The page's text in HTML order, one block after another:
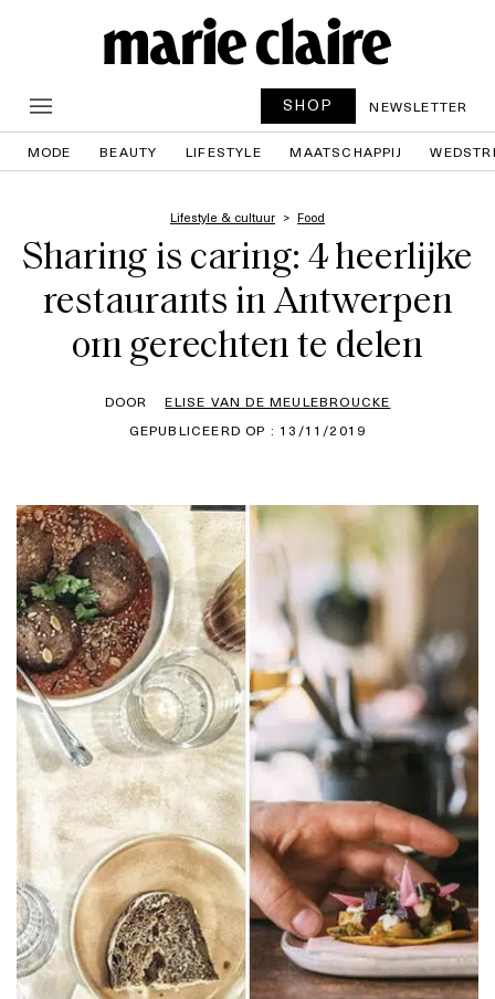
SHOP NEWSLETTER
MODE BEAUTY LIFESTYLE MAATSCHAPPIJ
Lifestyle & cultuur Food
Sharing is caring: 4 heerlijke
restaurants in Antwerpen
om gerechten te delen
DOOR
ELISE VAN DE MEULEBROUCKE
GEPUBLICEERD OP : 13/11/2019